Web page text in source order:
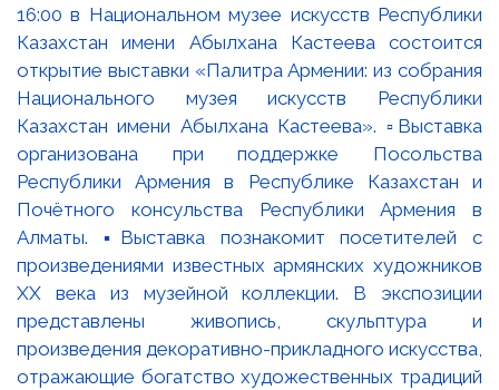
16:00 в Национальном музее искусств Республики
Казахстан имени Абылхана Кастеева состоится
открытие выставки «Палитра Армении: из собрания
Национального музея искусств Республики
Казахстан имени Абылхана Кастеева». ▫️Выставка
организована при поддержке Посольства
Республики Армения в Республике Казахстан и
Почётного консульства Республики Армения в
Алматы. ▪️Выставка познакомит посетителей с
произведениями известных армянских художников
XX века из музейной коллекции. В экспозиции
представлены живопись, скульптура и
произведения декоративно-прикладного искусства,
отражающие богатство художественных традиций